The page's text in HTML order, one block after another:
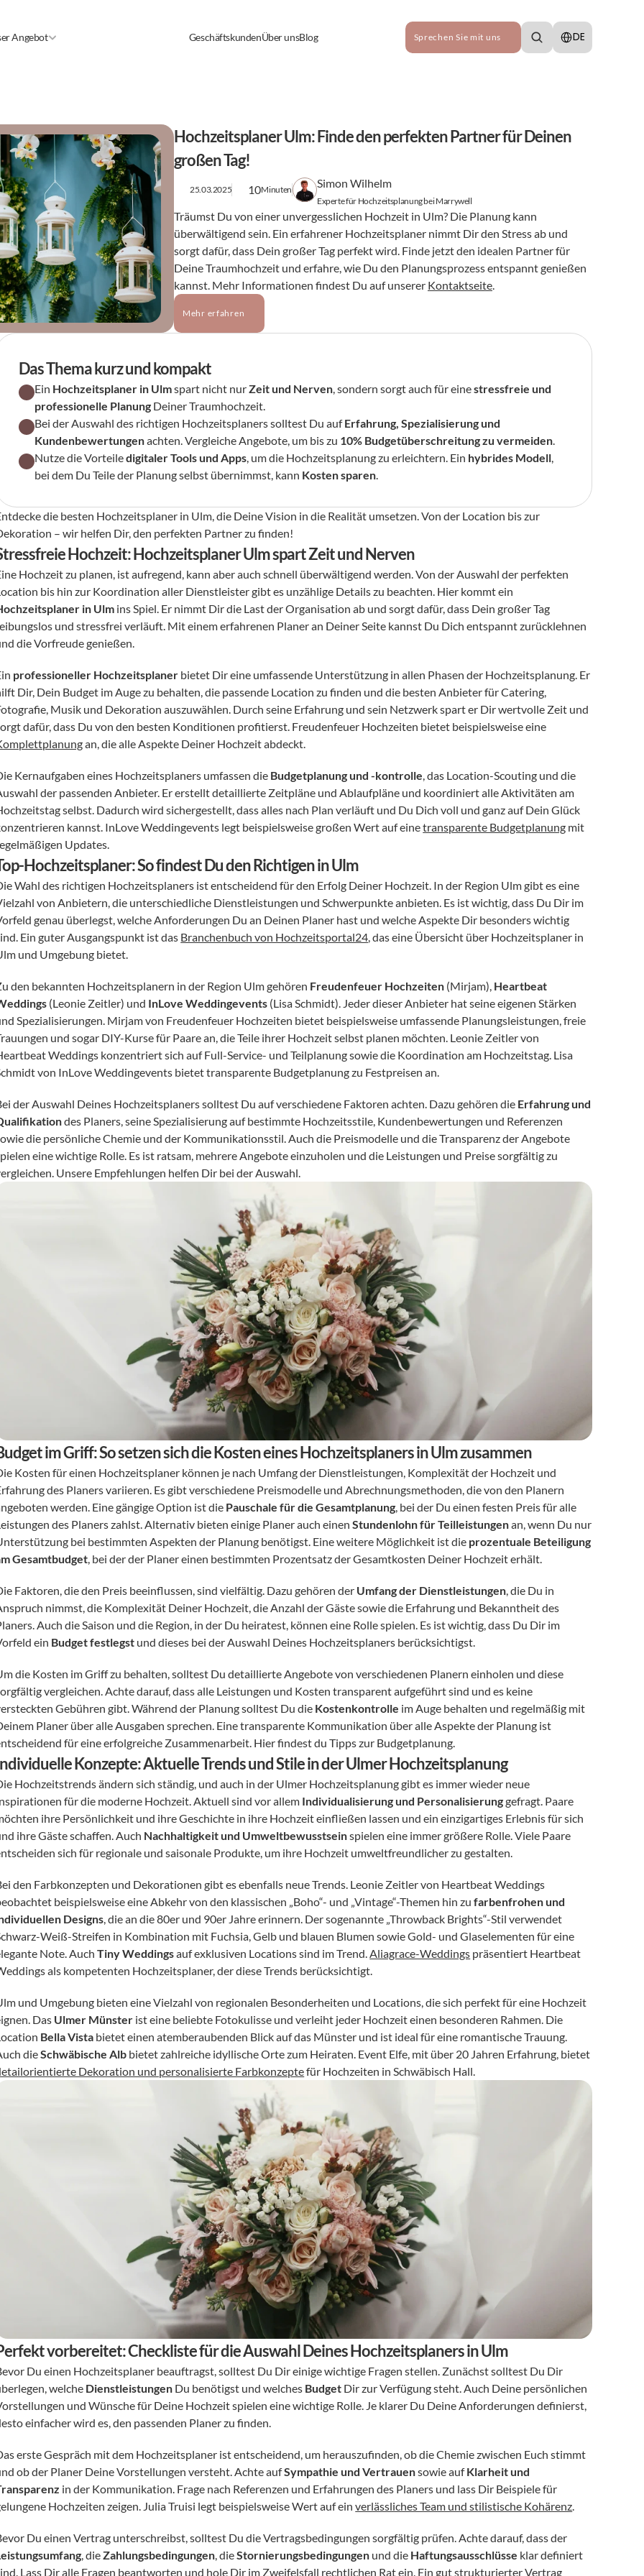
Angebot GeschäftskundenÜber unsBlog Sprechen Sie mit uns
Select Language
DE
Hochzeitsplaner Ulm: Finde den perfekten Partner für Deinen
großen Tag!
25.03.2025 10Minuten Simon Wilhelm
Experte für Hochzeitsplanung bei Marrywell
Träumst Du von einer unvergesslichen Hochzeit in Ulm? Die Planung kann
überwältigend sein. Ein erfahrener Hochzeitsplaner nimmt Dir den Stress ab und
sorgt dafür, dass Dein großer Tag perfekt wird. Finde jetzt den idealen Partner für
Deine Traumhochzeit und erfahre, wie Du den Planungsprozess entspannt genießen
kannst. Mehr Informationen findest Du auf unserer Kontaktseite.
Mehr erfahren
Das Thema kurz und kompakt
Ein Hochzeitsplaner in Ulm spart nicht nur Zeit und Nerven, sondern sorgt auch für eine stressfreie und
professionelle Planung Deiner Traumhochzeit.
Bei der Auswahl des richtigen Hochzeitsplaners solltest Du auf Erfahrung, Spezialisierung und
Kundenbewertungen achten. Vergleiche Angebote, um bis zu 10% Budgetüberschreitung zu vermeiden.
Nutze die Vorteile digitaler Tools und Apps, um die Hochzeitsplanung zu erleichtern. Ein hybrides Modell,
bei dem Du Teile der Planung selbst übernimmst, kann Kosten sparen.
die besten Hochzeitsplaner in Ulm, die Deine Vision in die Realität umsetzen. Von der Location bis zur
– wir helfen Dir, den perfekten Partner zu finden!
Hochzeit: Hochzeitsplaner Ulm spart Zeit und Nerven
Hochzeit zu planen, ist aufregend, kann aber auch schnell überwältigend werden. Von der Auswahl der perfekten
in Ulm ins Spiel. Er nimmt Dir die Last der Organisation ab und sorgt dafür, dass Dein großer Tag
und stressfrei verläuft. Mit einem erfahrenen Planer an Deiner Seite kannst Du Dich entspannt zurücklehnen
die Vorfreude genießen.
professioneller Hochzeitsplaner bietet Dir eine umfassende Unterstützung in allen Phasen der Hochzeitsplanung. Er
Dir, Dein Budget im Auge zu behalten, die passende Location zu finden und die besten Anbieter für Catering,
Musik und Dekoration auszuwählen. Durch seine Erfahrung und sein Netzwerk spart er Dir wertvolle Zeit und
an, die alle Aspekte Deiner Hochzeit abdeckt.
Kernaufgaben eines Hochzeitsplaners umfassen die Budgetplanung und -kontrolle, das Location-Scouting und die
der passenden Anbieter. Er erstellt detaillierte Zeitpläne und Ablaufpläne und koordiniert alle Aktivitäten am
selbst. Dadurch wird sichergestellt, dass alles nach Plan verläuft und Du Dich voll und ganz auf Dein Glück
kannst. InLove Weddingevents legt beispielsweise großen Wert auf eine transparente Budgetplanung mit
Updates.
Hochzeitsplaner: So findest Du den Richtigen in Ulm
Wahl des richtigen Hochzeitsplaners ist entscheidend für den Erfolg Deiner Hochzeit. In der Region Ulm gibt es eine
von Anbietern, die unterschiedliche Dienstleistungen und Schwerpunkte anbieten. Es ist wichtig, dass Du Dir im
genau überlegst, welche Anforderungen Du an Deinen Planer hast und welche Aspekte Dir besonders wichtig
Ein guter Ausgangspunkt ist das Branchenbuch von Hochzeitsportal24, das eine Übersicht über Hochzeitsplaner in
und Umgebung bietet.
den bekannten Hochzeitsplanern in der Region Ulm gehören Freudenfeuer Hochzeiten (Mirjam), Heartbeat
(Leonie Zeitler) und InLove Weddingevents (Lisa Schmidt). Jeder dieser Anbieter hat seine eigenen Stärken
Spezialisierungen. Mirjam von Freudenfeuer Hochzeiten bietet beispielsweise umfassende Planungsleistungen, freie
und sogar DIY-Kurse für Paare an, die Teile ihrer Hochzeit selbst planen möchten. Leonie Zeitler von
Weddings konzentriert sich auf Full-Service- und Teilplanung sowie die Koordination am Hochzeitstag. Lisa
von InLove Weddingevents bietet transparente Budgetplanung zu Festpreisen an.
der Auswahl Deines Hochzeitsplaners solltest Du auf verschiedene Faktoren achten. Dazu gehören die Erfahrung und
des Planers, seine Spezialisierung auf bestimmte Hochzeitsstile, Kundenbewertungen und Referenzen
die persönliche Chemie und der Kommunikationsstil. Auch die Preismodelle und die Transparenz der Angebote
eine wichtige Rolle. Es ist ratsam, mehrere Angebote einzuholen und die Leistungen und Preise sorgfältig zu
Unsere Empfehlungen helfen Dir bei der Auswahl.
im Griff: So setzen sich die Kosten eines Hochzeitsplaners in Ulm zusammen
Kosten für einen Hochzeitsplaner können je nach Umfang der Dienstleistungen, Komplexität der Hochzeit und
des Planers variieren. Es gibt verschiedene Preismodelle und Abrechnungsmethoden, die von den Planern
werden. Eine gängige Option ist die Pauschale für die Gesamtplanung, bei der Du einen festen Preis für alle
des Planers zahlst. Alternativ bieten einige Planer auch einen Stundenlohn für Teilleistungen an, wenn Du nur
bei bestimmten Aspekten der Planung benötigst. Eine weitere Möglichkeit ist die prozentuale Beteiligung
Gesamtbudget, bei der der Planer einen bestimmten Prozentsatz der Gesamtkosten Deiner Hochzeit erhält.
Faktoren, die den Preis beeinflussen, sind vielfältig. Dazu gehören der Umfang der Dienstleistungen, die Du in
nimmst, die Komplexität Deiner Hochzeit, die Anzahl der Gäste sowie die Erfahrung und Bekanntheit des
Auch die Saison und die Region, in der Du heiratest, können eine Rolle spielen. Es ist wichtig, dass Du Dir im
ein Budget festlegst und dieses bei der Auswahl Deines Hochzeitsplaners berücksichtigst.
die Kosten im Griff zu behalten, solltest Du detaillierte Angebote von verschiedenen Planern einholen und diese
vergleichen. Achte darauf, dass alle Leistungen und Kosten transparent aufgeführt sind und es keine
Gebühren gibt. Während der Planung solltest Du die Kostenkontrolle im Auge behalten und regelmäßig mit
Planer über alle Ausgaben sprechen. Eine transparente Kommunikation über alle Aspekte der Planung ist
für eine erfolgreiche Zusammenarbeit. Hier findest du Tipps zur Budgetplanung.
Konzepte: Aktuelle Trends und Stile in der Ulmer Hochzeitsplanung
Hochzeitstrends ändern sich ständig, und auch in der Ulmer Hochzeitsplanung gibt es immer wieder neue
für die moderne Hochzeit. Aktuell sind vor allem Individualisierung und Personalisierung gefragt. Paare
ihre Persönlichkeit und ihre Geschichte in ihre Hochzeit einfließen lassen und ein einzigartiges Erlebnis für sich
ihre Gäste schaffen. Auch Nachhaltigkeit und Umweltbewusstsein spielen eine immer größere Rolle. Viele Paare
sich für regionale und saisonale Produkte, um ihre Hochzeit umweltfreundlicher zu gestalten.
den Farbkonzepten und Dekorationen gibt es ebenfalls neue Trends. Leonie Zeitler von Heartbeat Weddings
beispielsweise eine Abkehr von den klassischen „Boho“- und „Vintage“-Themen hin zu farbenfrohen und
Designs, die an die 80er und 90er Jahre erinnern. Der sogenannte „Throwback Brights“-Stil verwendet
Weiß-Streifen in Kombination mit Fuchsia, Gelb und blauen Blumen sowie Gold- und Glaselementen für eine
Note. Auch Tiny Weddings auf exklusiven Locations sind im Trend. Aliagrace-Weddings präsentiert Heartbeat
als kompetenten Hochzeitsplaner, der diese Trends berücksichtigt.
und Umgebung bieten eine Vielzahl von regionalen Besonderheiten und Locations, die sich perfekt für eine Hochzeit
Das Ulmer Münster ist eine beliebte Fotokulisse und verleiht jeder Hochzeit einen besonderen Rahmen. Die
Bella Vista bietet einen atemberaubenden Blick auf das Münster und ist ideal für eine romantische Trauung.
die Schwäbische Alb
Dekoration und personalisierte Farbkonzepte für Hochzeiten in Schwäbisch Hall.
vorbereitet: Checkliste für die Auswahl Deines Hochzeitsplaners in Ulm
Du einen Hochzeitsplaner beauftragst, solltest Du Dir einige wichtige Fragen stellen. Zunächst solltest Du Dir
welche Dienstleistungen Du benötigst und welches Budget Dir zur Verfügung steht. Auch Deine persönlichen
und Wünsche für Deine Hochzeit spielen eine wichtige Rolle. Je klarer Du Deine Anforderungen definierst,
einfacher wird es, den passenden Planer zu finden.
erste Gespräch mit dem Hochzeitsplaner ist entscheidend, um herauszufinden, ob die Chemie zwischen Euch stimmt
ob der Planer Deine Vorstellungen versteht. Achte auf Sympathie und Vertrauen sowie auf Klarheit und
in der Kommunikation. Frage nach Referenzen und Erfahrungen des Planers und lass Dir Beispiele für
Hochzeiten zeigen. Julia Truisi legt beispielsweise Wert auf ein verlässliches Team und stilistische Kohärenz.
, die Zahlungsbedingungen, die Stornierungsbedingungen und die Haftungsausschlüsse klar definiert
Lass Dir alle Fragen beantworten und hole Dir im Zweifelsfall rechtlichen Rat ein. Ein gut strukturierter Vertrag